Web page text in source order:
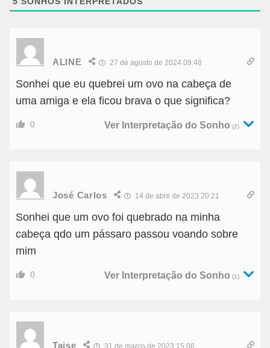
ALINE 27 de agosto de 2024 09:48
Sonhei que eu quebrei um ovo na cabeça de
uma amiga e ela ficou brava o que significa?
0 Ver Interpretação do Sonho (2)
José Carlos 14 de abril de 2023 20:21
Sonhei que um ovo foi quebrado na minha
cabeça qdo um pássaro passou voando sobre
mim
0 Ver Interpretação do Sonho (1)
Taise